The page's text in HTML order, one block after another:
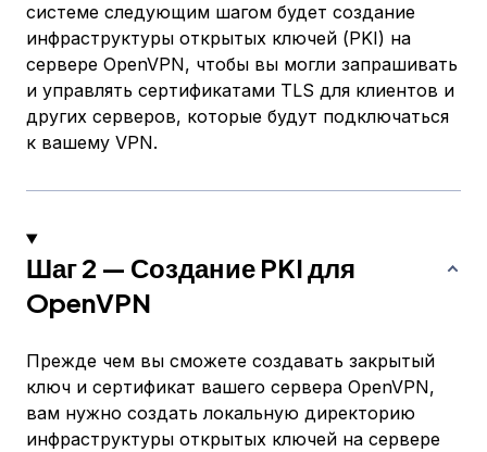
системе следующим шагом будет создание
инфраструктуры открытых ключей (PKI) на
сервере OpenVPN, чтобы вы могли запрашивать
и управлять сертификатами TLS для клиентов и
других серверов, которые будут подключаться
к вашему VPN.
Шаг 2 — Создание PKI для
OpenVPN
Прежде чем вы сможете создавать закрытый
ключ и сертификат вашего сервера OpenVPN,
вам нужно создать локальную директорию
инфраструктуры открытых ключей на сервере